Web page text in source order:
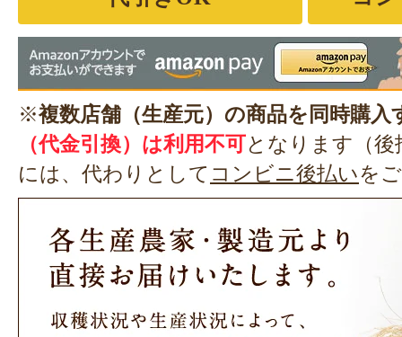
※複数店舗（生産元）の商品を同時購入
（代金引換）は利用不可となります（
には、代わりとして コンビニ後払いを